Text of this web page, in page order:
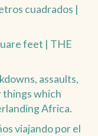
cuadrados |
feet | THE
assaults,
things which
Africa.
viajando por el